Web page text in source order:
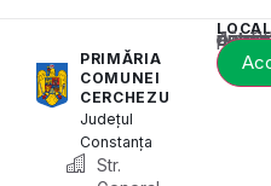
PRIMĂRIA
COMUNEI
CERCHEZU
Județul
Constanța
Str.
Acest conținut este blocat până când acceptați categoria corespunzătoare de cookie-uri.